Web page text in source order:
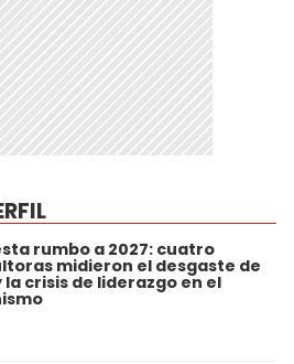
rumbo a 2027: cuatro
midieron el desgaste de
la crisis de liderazgo en el